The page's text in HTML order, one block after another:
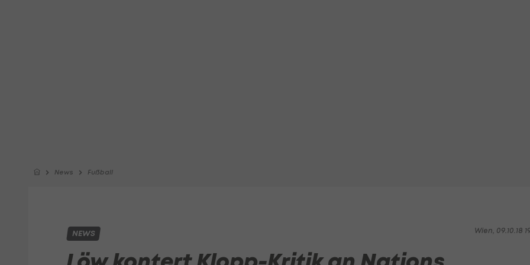
News Fußball
Wien, 09.10.18
NEWS